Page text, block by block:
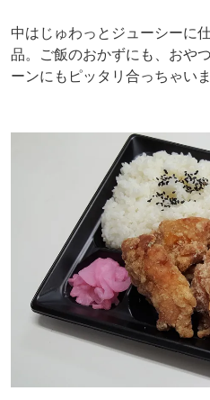
中はじゅわっとジューシーに
品。ご飯のおかずにも、おや
ーンにもピッタリ合っちゃい